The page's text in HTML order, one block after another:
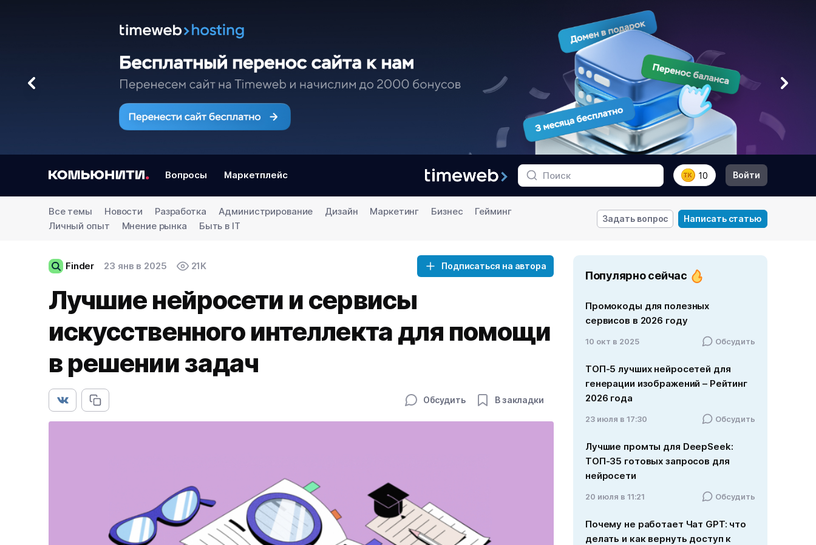
Вопросы Маркетплейс 10 Войти
Все темы Новости Разработка Администрирование Дизайн Маркетинг Бизнес
Гейминг
Личный опыт
Мнение рынка Быть в IT
Задать вопрос Написать статью
Finder 23 янв в 2025 21K Подписаться на автора
Лучшие нейросети и сервисы
искусственного интеллекта для помощи
в решении задач
Обсудить В закладки
Популярно сейчас
Промокоды для полезных
сервисов в 2026 году
10 окт в 2025 Обсудить
ТОП-5 лучших нейросетей для
генерации изображений – Рейтинг
2026 года
23 июля в 17:30 Обсудить
Лучшие промты для DeepSeek:
ТОП-35 готовых запросов для
нейросети
20 июля в 11:21 Обсудить
Почему не работает Чат GPT: что
делать и как вернуть доступ к